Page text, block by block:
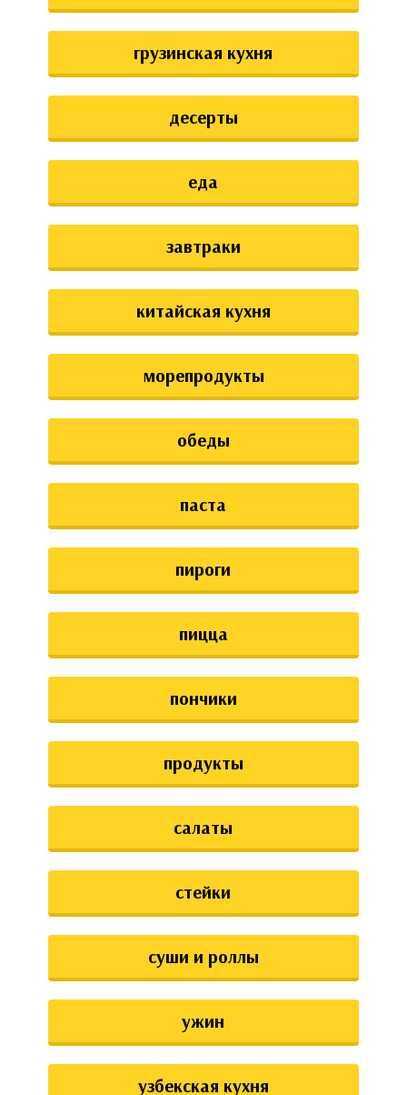
грузинская кухня
десерты
еда
завтраки
китайская кухня
морепродукты
обеды
паста
пироги
пицца
пончики
продукты
салаты
стейки
суши и роллы
ужин
узбекская кухня